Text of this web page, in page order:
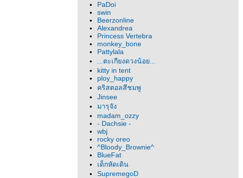
PaDoi
swin
Beerzonline
Alexandrea
Princess Vertebra
monkey_bone
Pattylala
...ตะเกียงดวงน้อย...
kitty in tent
ploy_happy
คริสตอลสีชมพู
Jinsee
มารุจัง
madam_ozzy
- Dachsie -
wbj
rocky oreo
^Bloody_Brownie^
BlueFat
เด็กหัดเดิน
SupremegoD